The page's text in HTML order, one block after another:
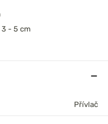
- 5 cm
Přívlač